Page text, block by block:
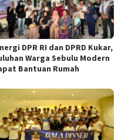
DPR RI dan DPRD Kukar,
Warga Sebulu Modern
Bantuan Rumah